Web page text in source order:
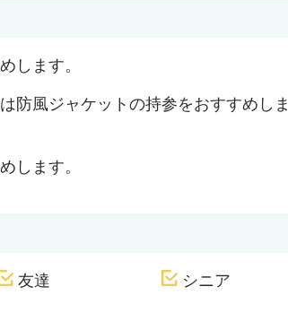
します。
防風ジャケットの持参をおすすめしま
します。
友達
シニア